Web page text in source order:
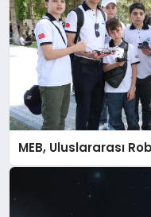
MEB, Uluslararası